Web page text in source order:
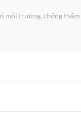
trường, chống